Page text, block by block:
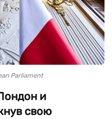
Parliament
и
свою